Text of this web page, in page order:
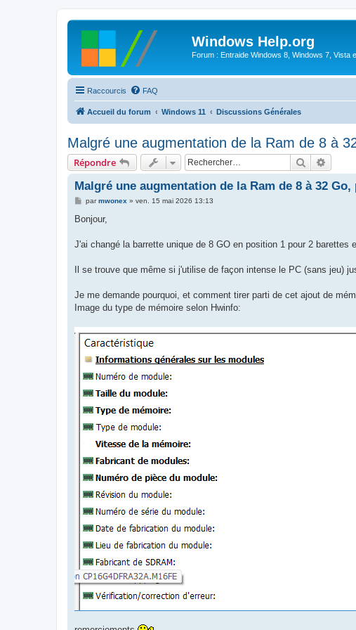
Windows Help.org
Forum : Entraide Windows 8, Windows 7, Vista
Raccourcis FAQ
Accueil du forum Windows 11 Discussions Générales
Malgré une augmentation de la Ram de 8 à
Répondre Rechercher
Malgré une augmentation de la Ram de 8 à 32
M
s
g
parmwonex » ven. 15 mai 2026 13:13
Bonjour,
J'ai changé la barrette unique de 8 GO en position 1 pour 2
Il se trouve que même si j'utilise de façon intense le PC (sans jeu)
Je me demande pourquoi, et comment tirer parti de cet ajout de
Image du type de mémoire selon Hwinfo: